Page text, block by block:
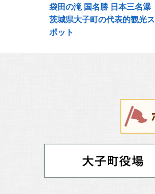
袋田の滝 国名勝 日本三名瀑
茨城県大子町の代表的観光ス
ポット